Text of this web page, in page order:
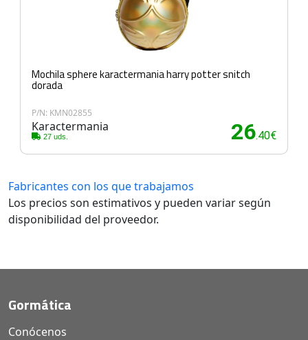
Mochila sphere karactermania harry potter snitch
dorada
P/N: KMN02855
Karactermania
27 uds. 26.40€
Fabricantes con los que trabajamos
Los precios son estimativos y pueden variar según
disponibilidad del proveedor.
Gormática
Conócenos